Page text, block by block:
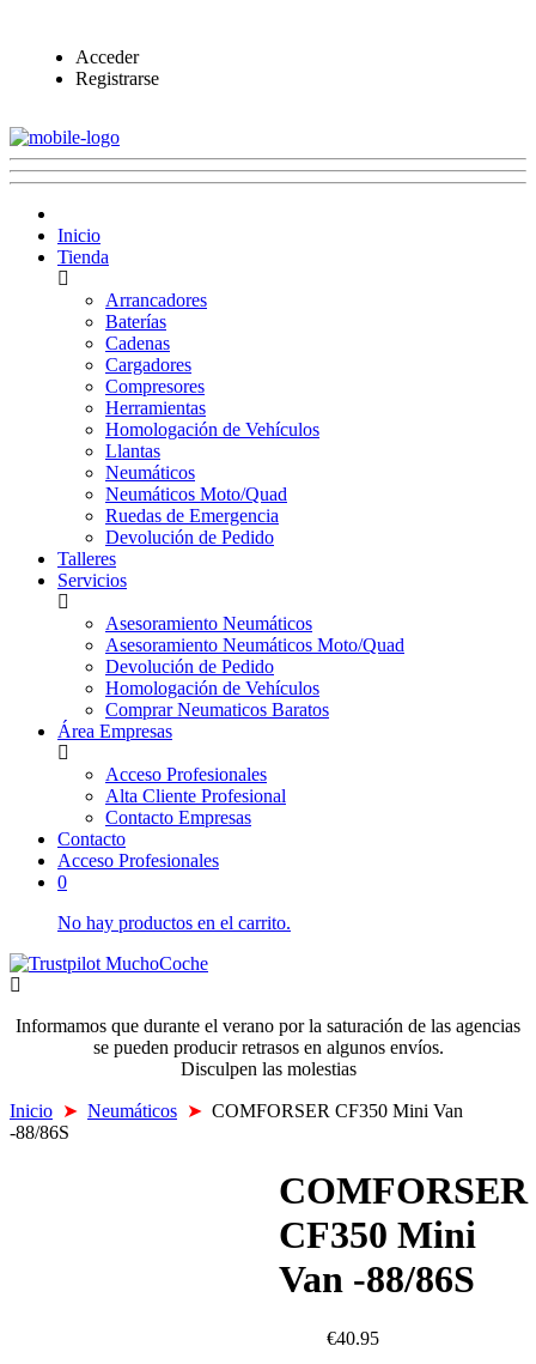
Acceder
Registrarse
Inicio
Tienda
Arrancadores
Baterías
Cadenas
Cargadores
Compresores
Herramientas
Homologación de Vehículos
Llantas
Neumáticos
Neumáticos Moto/Quad
Ruedas de Emergencia
Devolución de Pedido
Talleres
Servicios
Asesoramiento Neumáticos
Asesoramiento Neumáticos Moto/Quad
Devolución de Pedido
Homologación de Vehículos
Comprar Neumaticos Baratos
Área Empresas
Acceso Profesionales
Alta Cliente Profesional
Contacto Empresas
Contacto
Acceso Profesionales
0
No hay productos en el carrito.
Informamos que durante el verano por la saturación de las agencias
se pueden producir retrasos en algunos envíos.
Disculpen las molestias
Inicio ➤ Neumáticos ➤ COMFORSER CF350 Mini Van
-88/86S
COMFORSER
CF350 Mini
Van -88/86S
€40.95